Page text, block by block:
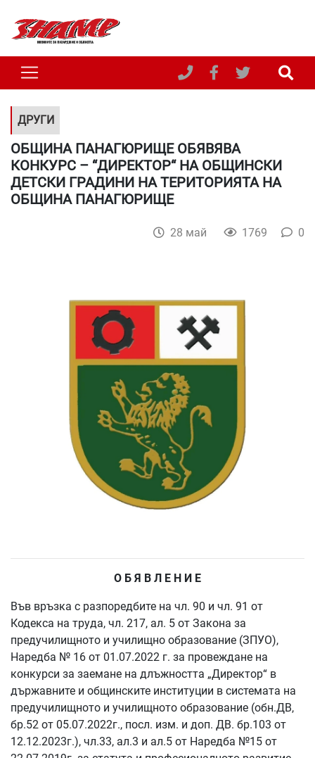
ДРУГИ
ОБЩИНА ПАНАГЮРИЩЕ ОБЯВЯВА
КОНКУРС – “ДИРЕКТОР“ НА ОБЩИНСКИ
ДЕТСКИ ГРАДИНИ НА ТЕРИТОРИЯТА НА
ОБЩИНА ПАНАГЮРИЩЕ
28 май 1769 0
О Б Я В Л Е Н И Е
Във връзка с разпоредбите на чл. 90 и чл. 91 от
Кодекса на труда, чл. 217, ал. 5 от Закона за
предучилищното и училищно образование (ЗПУО),
Наредба № 16 от 01.07.2022 г. за провеждане на
конкурси за заемане на длъжността „Директор“ в
държавните и общинските институции в системата на
предучилищното и училищното образование (обн.ДВ,
бр.52 от 05.07.2022г., посл. изм. и доп. ДВ. бр.103 от
12.12.2023г.), чл.33, ал.3 и ал.5 от Наредба №15 от